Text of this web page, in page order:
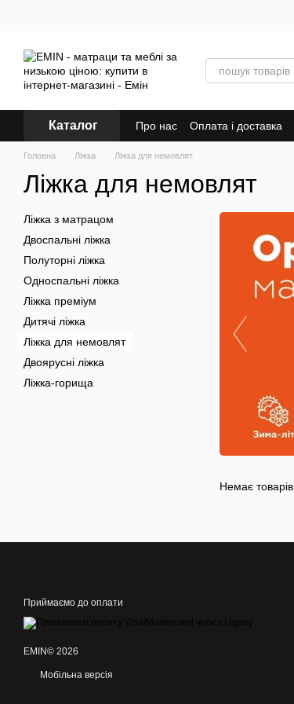
Каталог Про нас Оплата і доставка
Головна Ліжка Ліжка для немовлят
Ліжка для немовлят
Немає товарів
Ліжка з матрацом
Двоспальні ліжка
Полуторні ліжка
Односпальні ліжка
Ліжка преміум
Дитячі ліжка
Ліжка для немовлят
Двоярусні ліжка
Ліжка-горища
Приймаємо до оплати
EMIN© 2026
Мобільна версія